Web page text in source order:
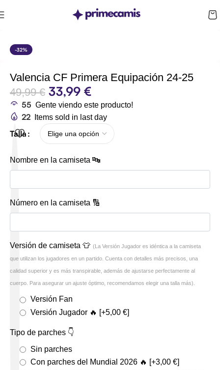
-32%
Valencia CF Primera Equipación 24-25
49,99€ 33,99 €
55 Gente viendo este producto!
22 Items sold in last day
Talla
Nombre en la camiseta 🔤
Número en la camiseta 🔢
Versión de camiseta 👕 (La Versión Jugador es idéntica a la camiseta
que utilizan los jugadores en un partido. Cuenta con detalles más precisos, una
calidad superior y es más transpirable, además de ajustarse perfectamente al
cuerpo. Para asegurar un ajuste óptimo, recomendamos elegir una talla más).
Versión Fan
Versión Jugador 🔥 [+5,00 €]
Tipo de parches 👇
Sin parches
Con parches del Mundial 2026 🔥 [+3,00 €]